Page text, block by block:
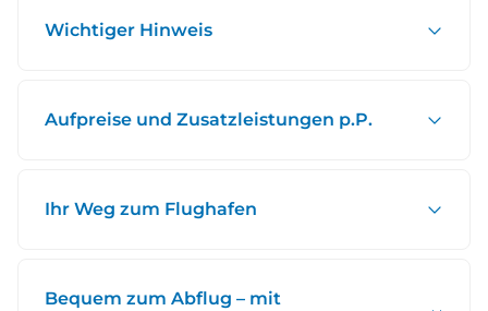
Wichtiger Hinweis
Aufpreise und Zusatzleistungen p.P.
Ihr Weg zum Flughafen
Bequem zum Abflug – mit